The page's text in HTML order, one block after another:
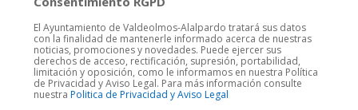
El Ayuntamiento de Valdeolmos-Alalpardo tratará sus datos
con la finalidad de mantenerle informado acerca de nuestras
noticias, promociones y novedades. Puede ejercer sus
derechos de acceso, rectificación, supresión, portabilidad,
limitación y oposición, como le informamos en nuestra Política
de Privacidad y Aviso Legal. Para más información consulte
nuestra Politica de Privacidad y Aviso Legal